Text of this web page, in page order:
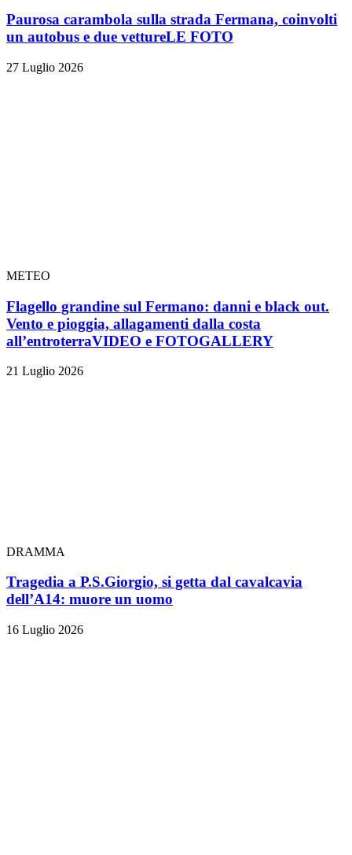
Paurosa carambola sulla strada Fermana, coinvolti
un autobus e due vettureLE FOTO
27 Luglio 2026
METEO
Flagello grandine sul Fermano: danni e black out.
Vento e pioggia, allagamenti dalla costa
all’entroterraVIDEO e FOTOGALLERY
21 Luglio 2026
DRAMMA
Tragedia a P.S.Giorgio, si getta dal cavalcavia
dell’A14: muore un uomo
16 Luglio 2026